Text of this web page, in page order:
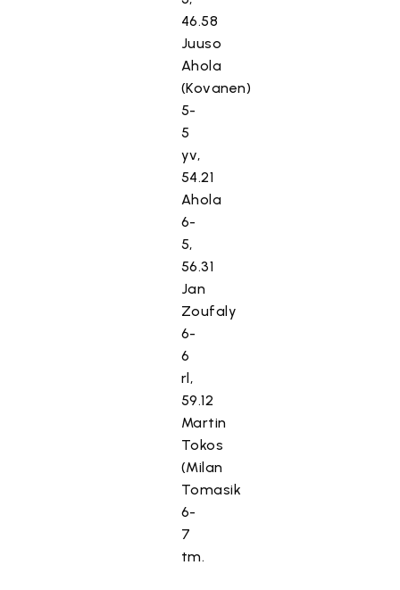
46.58
Juuso
Ahola
(Kovanen)
5-
5
yv,
54.21
Ahola
6-
5,
56.31
Jan
Zoufaly
6-
6
rl,
59.12
Martin
Tokos
(Milan
Tomasik
6-
7
tm.